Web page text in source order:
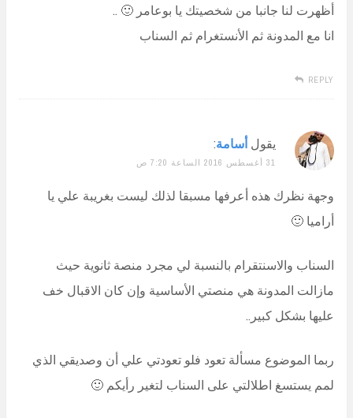
أظهرت لنا جانبا من شخصيتك يا بوعامر 🙂 ..
انا مع المدونة ثم الأنستغرام ثم السناب
REPLY
يقول أسامة:
31 أغسطس 2016 الساعة 7:20 ص
وجهة نظرك هذه أعرفها مسبقا لذلك ليست بغريبة علي يا
أراميا 🙂
السناب والاسنتقرام بالنسبة لي مجرد منصة ثانوية حيث
مازالت المدونة هي منصتي الأساسية وإن كان الاقبال خف
عليها بشكل كبير..
ربما الموضوع مسألة تعود فلو تعودتي علي أن وصديقي الذي
لمم يستسغ اطلالتي على السناب لتغير رأيكم 🙂